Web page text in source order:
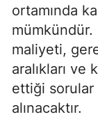
ortamında
mümkündür.
maliyeti,
aralıkları ve
ettiği sorular
alınacaktır.